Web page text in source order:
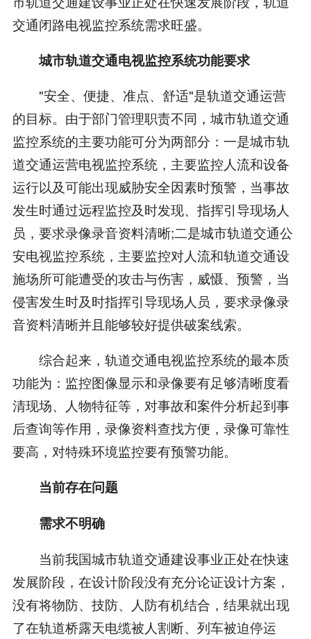
交通闭路电视监控系统需求旺盛。
城市轨道交通电视监控系统功能要求
"安全、便捷、准点、舒适"是轨道交通运营
的目标。由于部门管理职责不同，城市轨道交通
监控系统的主要功能可分为两部分：一是城市轨
道交通运营电视监控系统，主要监控人流和设备
运行以及可能出现威胁安全因素时预警，当事故
发生时通过远程监控及时发现、指挥引导现场人
员，要求录像录音资料清晰;二是城市轨道交通公
安电视监控系统，主要监控对人流和轨道交通设
施场所可能遭受的攻击与伤害，威慑、预警，当
侵害发生时及时指挥引导现场人员，要求录像录
音资料清晰并且能够较好提供破案线索。
综合起来，轨道交通电视监控系统的最本质
功能为：监控图像显示和录像要有足够清晰度看
清现场、人物特征等，对事故和案件分析起到事
后查询等作用，录像资料查找方便，录像可靠性
要高，对特殊环境监控要有预警功能。
当前存在问题
需求不明确
当前我国城市轨道交通建设事业正处在快速
发展阶段，在设计阶段没有充分论证设计方案，
没有将物防、技防、人防有机结合，结果就出现
了在轨道桥露天电缆被人割断、列车被迫停运